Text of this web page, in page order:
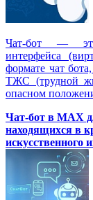
Чат-бот —
интерфейса
формате чат
ТЖС (трудной
опасном
Чат-бот в MAX
находящихся в
искусственного